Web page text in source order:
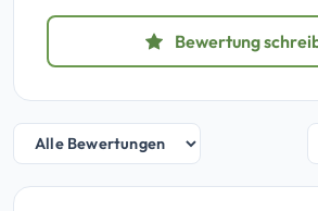
Bewertung